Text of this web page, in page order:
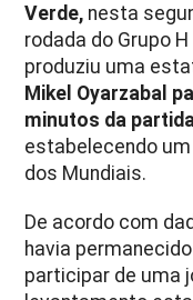
Verde, nesta
rodada do Grupo
produziu uma
Mikel Oyarzabal
minutos da
estabelecendo
dos Mundiais.
De acordo com
havia
participar de uma